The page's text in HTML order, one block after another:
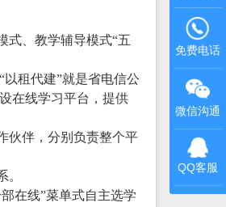
式、教学辅导模式“五
以租代建”就是省电信公
在线学习平台，提供
伙伴，分别负责整个平
在线”菜单式自主选学
免费电话
微信沟通
QQ客服